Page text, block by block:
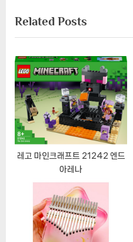
게
이
션
i
o
u
s
P
o
s
t
:
t
P
o
s
t
:
Related Posts
레고 마인크래프트 21242 엔드
아레나